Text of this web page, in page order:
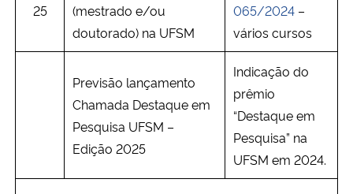
25
(mestrado e/ou
doutorado) na UFSM
065/2024 –
vários cursos
Previsão lançamento
Chamada Destaque em
Pesquisa UFSM –
Edição 2025
Indicação do
prêmio
“Destaque em
Pesquisa” na
UFSM em 2024.